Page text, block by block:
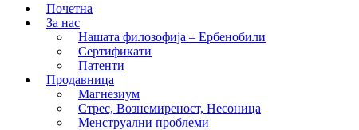
Почетна
За нас
Нашата филозофија – Ербенобили
Сертификати
Патенти
Продавница
Магнезиум
Стрес, Вознемиреност, Несоница
Менструални проблеми